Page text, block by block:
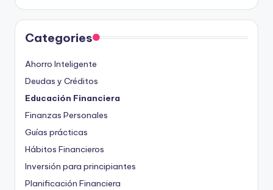
Categories
Ahorro Inteligente
Deudas y Créditos
Educación Financiera
Finanzas Personales
Guías prácticas
Hábitos Financieros
Inversión para principiantes
Planificación Financiera